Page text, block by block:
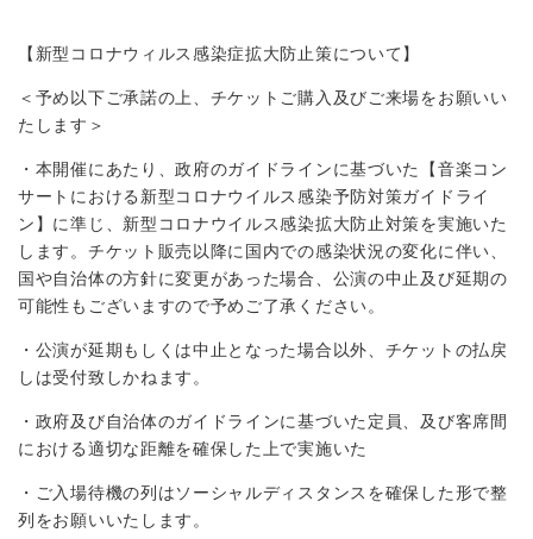
【新型コロナウィルス感染症拡大防止策について】
＜予め以下ご承諾の上、チケットご購入及びご来場をお願いい
たします＞
・本開催にあたり、政府のガイドラインに基づいた【音楽コン
サートにおける新型コロナウイルス感染予防対策ガイドライ
ン】に準じ、新型コロナウイルス感染拡大防止対策を実施いた
します。チケット販売以降に国内での感染状況の変化に伴い、
国や自治体の方針に変更があった場合、公演の中止及び延期の
可能性もございますので予めご了承ください。
・公演が延期もしくは中止となった場合以外、チケットの払戻
しは受付致しかねます。
・政府及び自治体のガイドラインに基づいた定員、及び客席間
における適切な距離を確保した上で実施いた
・ご入場待機の列はソーシャルディスタンスを確保した形で整
列をお願いいたします。